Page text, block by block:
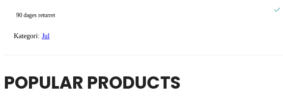
folie.)
antal
90 dages returret

Kategori: Jul
POPULAR PRODUCTS